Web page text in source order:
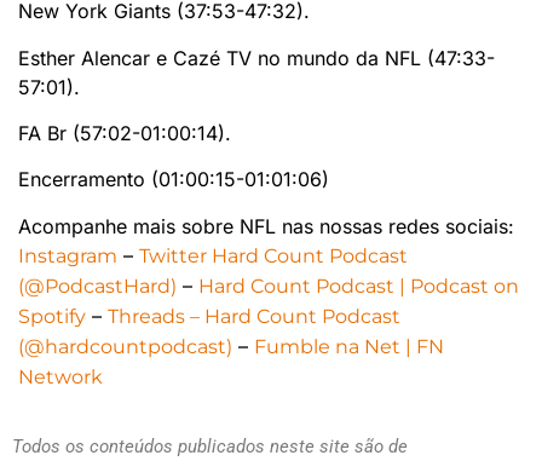
New York Giants (37:53-47:32).
Esther Alencar e Cazé TV no mundo da NFL (47:33-
57:01).
FA Br (57:02-01:00:14).
Encerramento (01:00:15-01:01:06)
Acompanhe mais sobre NFL nas nossas redes sociais:
⁠⁠⁠⁠⁠⁠⁠⁠⁠⁠⁠⁠⁠⁠⁠⁠⁠Instagram⁠⁠⁠⁠⁠⁠⁠⁠⁠⁠⁠⁠⁠⁠⁠⁠⁠ – ⁠⁠⁠⁠⁠⁠⁠⁠⁠⁠⁠⁠⁠⁠⁠⁠⁠Twitter Hard Count Podcast
(@PodcastHard)⁠⁠⁠⁠⁠⁠⁠⁠⁠⁠⁠⁠⁠⁠⁠⁠⁠ – ⁠⁠⁠⁠⁠⁠⁠⁠⁠⁠⁠⁠⁠⁠⁠⁠⁠Hard Count Podcast | Podcast on
Spotify⁠⁠⁠⁠⁠⁠⁠⁠⁠⁠⁠⁠⁠⁠⁠⁠⁠ – ⁠⁠⁠⁠⁠⁠⁠⁠⁠⁠⁠⁠⁠⁠⁠⁠⁠Threads – Hard Count Podcast
(@hardcountpodcast)⁠⁠⁠⁠⁠⁠⁠⁠⁠⁠⁠⁠⁠⁠⁠⁠ – ⁠⁠⁠⁠⁠⁠⁠⁠⁠⁠⁠⁠⁠⁠⁠⁠Fumble na Net | FN
Network⁠⁠⁠⁠⁠⁠⁠
Todos os conteúdos publicados neste site são de